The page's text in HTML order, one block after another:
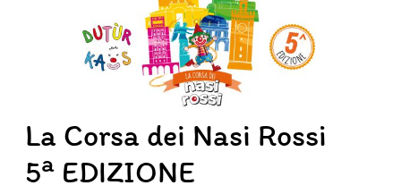
La corsa dei Nasi Rossi
La Corsa dei Nasi Rossi
5aEDIZIONE